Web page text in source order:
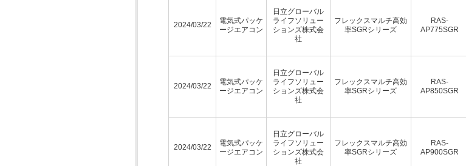
2024/03/22
電気式パッケ
ージエアコン
日立グローバル
ライフソリュー
ションズ株式会
社
フレックスマルチ高効
率SGRシリーズ
RAS-
AP775SGR
2024/03/22
電気式パッケ
ージエアコン
日立グローバル
ライフソリュー
ションズ株式会
社
フレックスマルチ高効
率SGRシリーズ
RAS-
AP850SGR
2024/03/22
電気式パッケ
ージエアコン
日立グローバル
ライフソリュー
ションズ株式会
社
フレックスマルチ高効
率SGRシリーズ
RAS-
AP900SGR